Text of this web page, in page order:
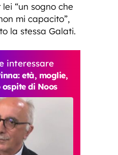
“un sogno che
mi capacito”,
la stessa Galati.
interessare
età, moglie,
di Noos